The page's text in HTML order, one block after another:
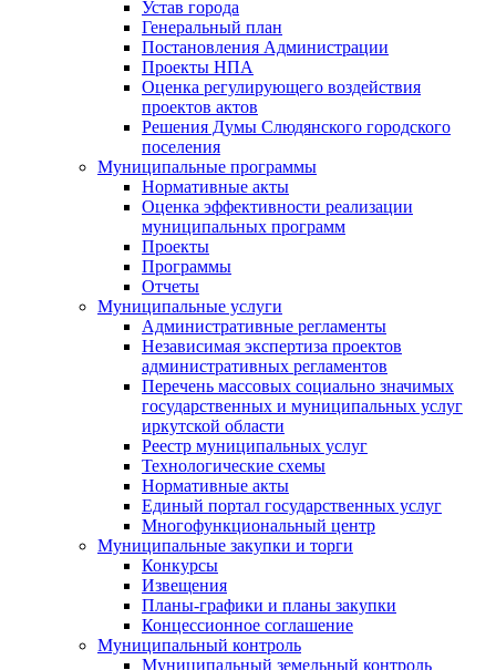
Устав города
Генеральный план
Постановления Администрации
Проекты НПА
Оценка регулирующего воздействия
проектов актов
Решения Думы Слюдянского городского
поселения
Муниципальные программы
Нормативные акты
Оценка эффективности реализации
муниципальных программ
Проекты
Программы
Отчеты
Муниципальные услуги
Административные регламенты
Независимая экспертиза проектов
административных регламентов
Перечень массовых социально значимых
государственных и муниципальных услуг
иркутской области
Реестр муниципальных услуг
Технологические схемы
Нормативные акты
Единый портал государственных услуг
Многофункциональный центр
Муниципальные закупки и торги
Конкурсы
Извещения
Планы-графики и планы закупки
Концессионное соглашение
Муниципальный контроль
Муниципальный земельный контроль